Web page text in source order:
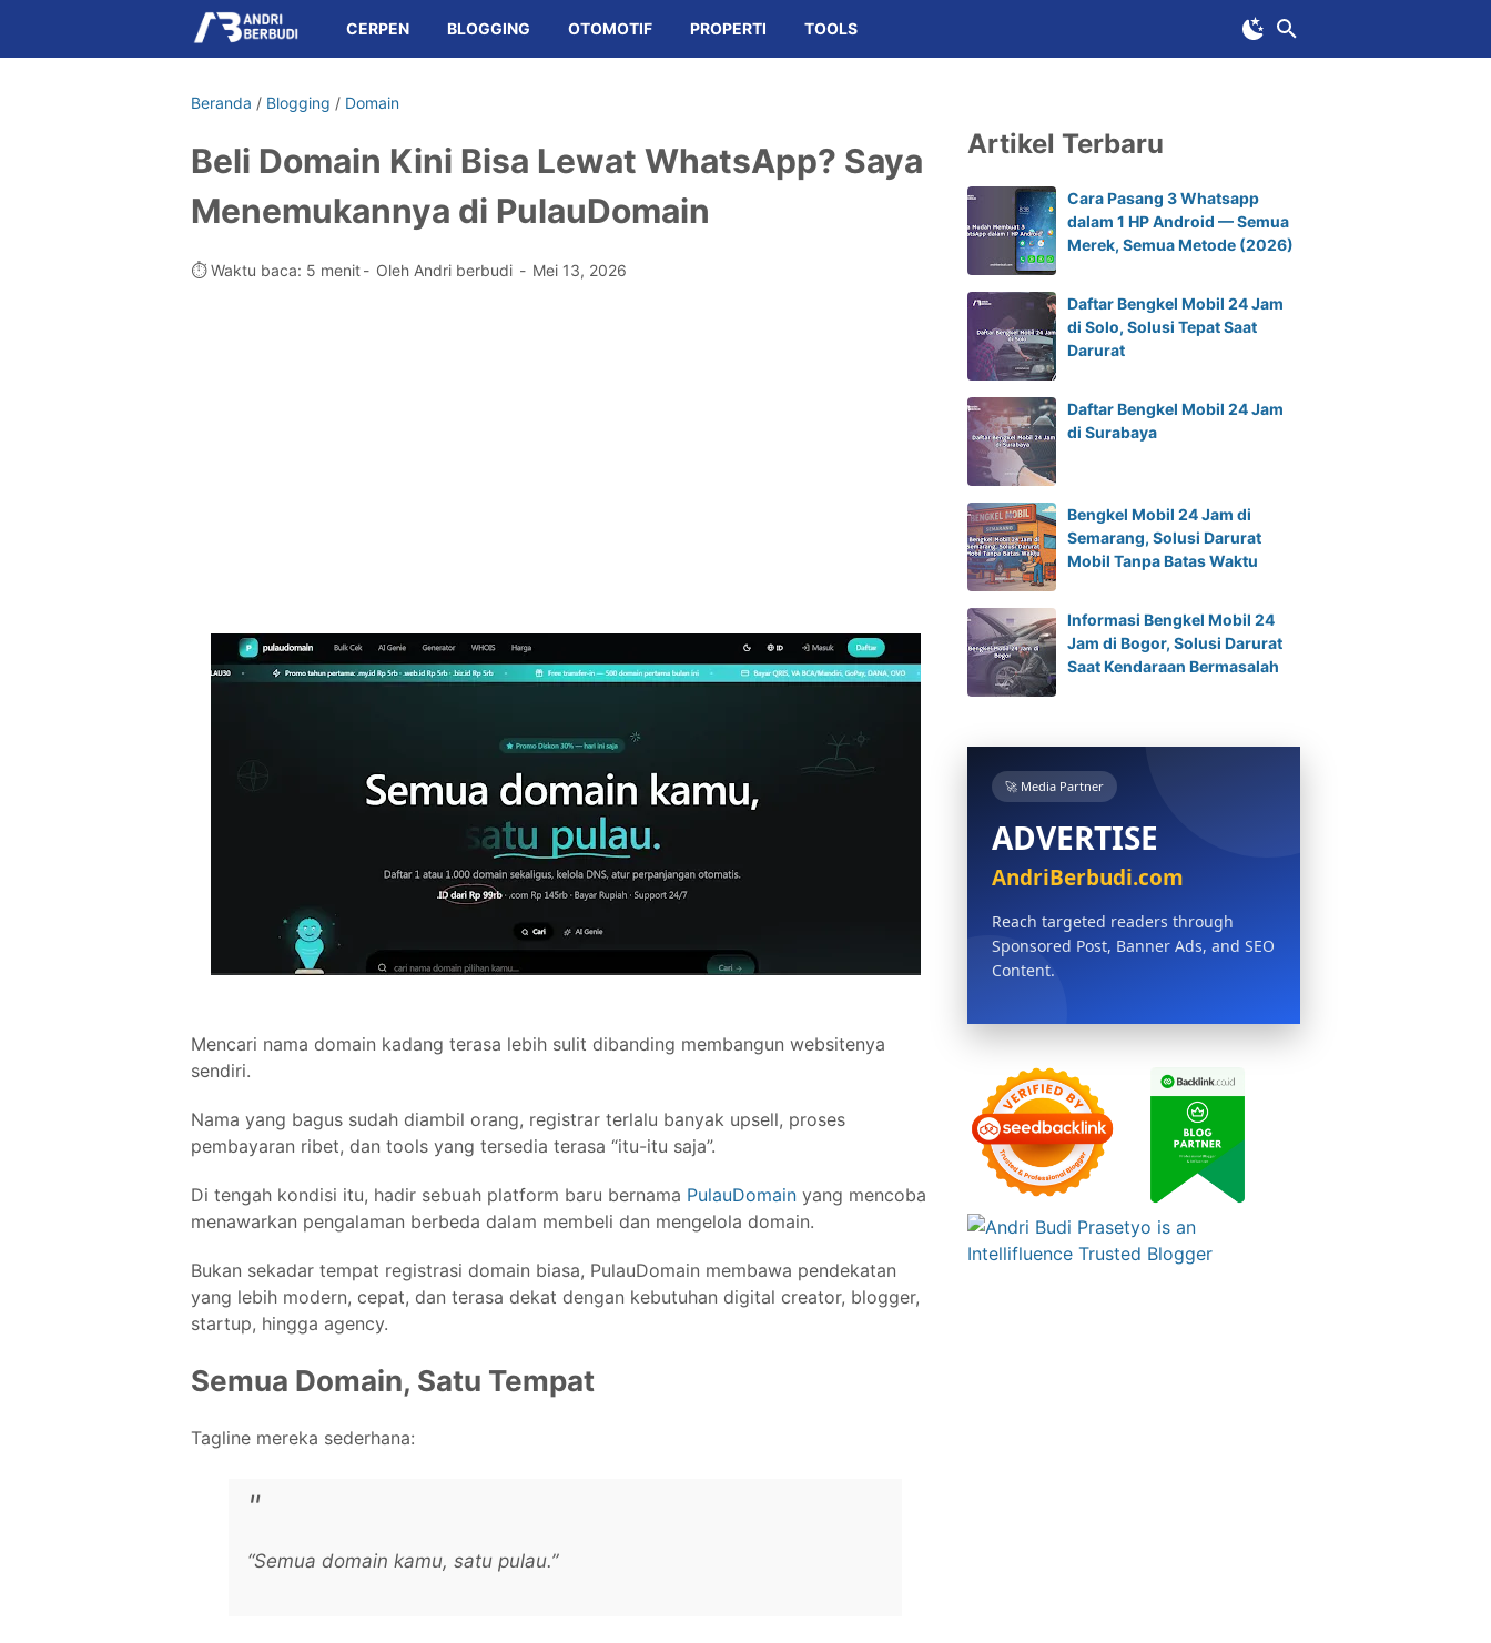
CERPEN BLOGGING OTOMOTIF PROPERTI TOOLS
Beranda / Blogging / Domain
Beli Domain Kini Bisa Lewat WhatsApp? Saya
Menemukannya di PulauDomain
⏱️ Waktu baca: 5 menit Oleh Andri berbudi Mei 13, 2026
Mencari nama domain kadang terasa lebih sulit dibanding membangun websitenya
sendiri.
Nama yang bagus sudah diambil orang, registrar terlalu banyak upsell, proses
pembayaran ribet, dan tools yang tersedia terasa “itu-itu saja”.
Di tengah kondisi itu, hadir sebuah platform baru bernama PulauDomain yang mencoba
menawarkan pengalaman berbeda dalam membeli dan mengelola domain.
Bukan sekadar tempat registrasi domain biasa, PulauDomain membawa pendekatan
yang lebih modern, cepat, dan terasa dekat dengan kebutuhan digital creator, blogger,
startup, hingga agency.
Semua Domain, Satu Tempat
Tagline mereka sederhana:
“Semua domain kamu, satu pulau.”
Artikel Terbaru
Cara Pasang 3 Whatsapp
dalam 1 HP Android — Semua
Merek, Semua Metode (2026)
Daftar Bengkel Mobil 24 Jam
di Solo, Solusi Tepat Saat
Darurat
Daftar Bengkel Mobil 24 Jam
di Surabaya
Bengkel Mobil 24 Jam di
Semarang, Solusi Darurat
Mobil Tanpa Batas Waktu
Informasi Bengkel Mobil 24
Jam di Bogor, Solusi Darurat
Saat Kendaraan Bermasalah
🚀 Media Partner
ADVERTISE
AndriBerbudi.com
Reach targeted readers through
Sponsored Post, Banner Ads, and SEO
Content.